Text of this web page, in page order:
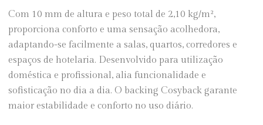
Com 10 mm de altura e peso total de 2,10 kg/m²,
proporciona conforto e uma sensação acolhedora,
adaptando-se facilmente a salas, quartos, corredores e
espaços de hotelaria. Desenvolvido para utilização
doméstica e profissional, alia funcionalidade e
sofisticação no dia a dia. O backing Cosyback garante
maior estabilidade e conforto no uso diário.